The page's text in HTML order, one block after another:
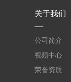
关于我们
公司简介
视频中心
荣誉资质